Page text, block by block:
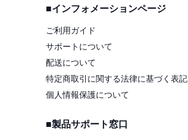
■インフォメーションページ
ご利用ガイド
サポートについて
配送について
特定商取引に関する法律に基づく表記
個人情報保護について
■製品サポート窓口